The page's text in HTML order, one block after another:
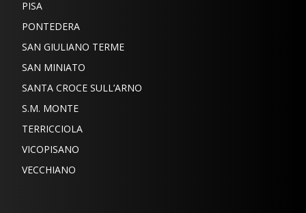
PISA
PONTEDERA
SAN GIULIANO TERME
SAN MINIATO
SANTA CROCE SULL’ARNO
S.M. MONTE
TERRICCIOLA
VICOPISANO
VECCHIANO